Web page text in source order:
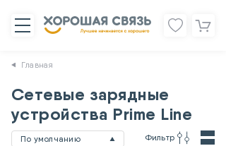
Главная
Сетевые зарядные
устройства Prime Line
По умолчанию Фильтр